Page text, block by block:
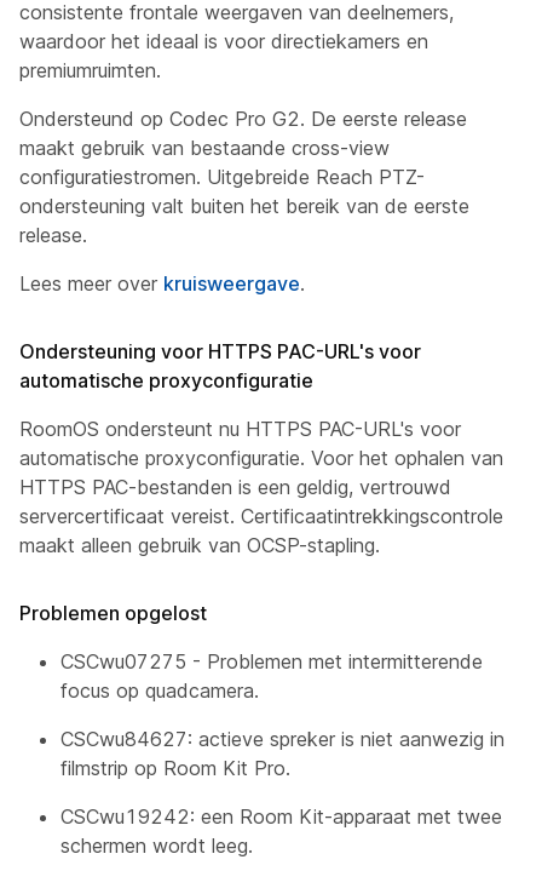
consistente frontale weergaven van deelnemers,
waardoor het ideaal is voor directiekamers en
premiumruimten.
Ondersteund op Codec Pro G2. De eerste release
maakt gebruik van bestaande cross-view
configuratiestromen. Uitgebreide Reach PTZ-
ondersteuning valt buiten het bereik van de eerste
release.
Lees meer over kruisweergave.
Ondersteuning voor HTTPS PAC-URL's voor
automatische proxyconfiguratie
RoomOS ondersteunt nu HTTPS PAC-URL's voor
automatische proxyconfiguratie. Voor het ophalen van
HTTPS PAC-bestanden is een geldig, vertrouwd
servercertificaat vereist. Certificaatintrekkingscontrole
maakt alleen gebruik van OCSP-stapling.
Problemen opgelost
CSCwu07275 - Problemen met intermitterende
focus op quadcamera.
CSCwu84627: actieve spreker is niet aanwezig in
filmstrip op Room Kit Pro.
CSCwu19242: een Room Kit-apparaat met twee
schermen wordt leeg.